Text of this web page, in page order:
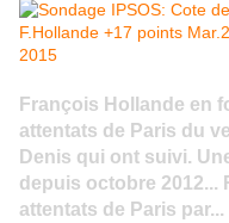
François Hollande en
attentats de Paris du
Denis qui ont suivi.
depuis octobre 2012...
attentats de Paris par...